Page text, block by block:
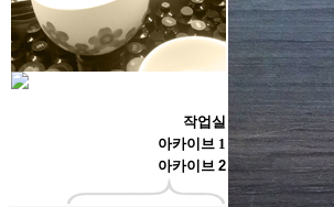
작업실
아카이브 1
아카이브 2